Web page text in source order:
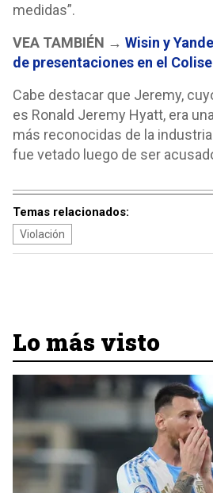
medidas”.
VEA TAMBIÉN → Wisin y
de presentaciones en el
Cabe destacar que Jeremy,
es Ronald Jeremy Hyatt, era
más reconocidas de la
fue vetado luego de ser
Temas relacionados:
Violación
Lo más visto